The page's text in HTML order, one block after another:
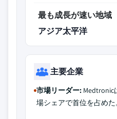
最も成長が速い地域
アジア太平洋
主要企業
市場リーダー: Medtronic
場シェアで首位を占めた